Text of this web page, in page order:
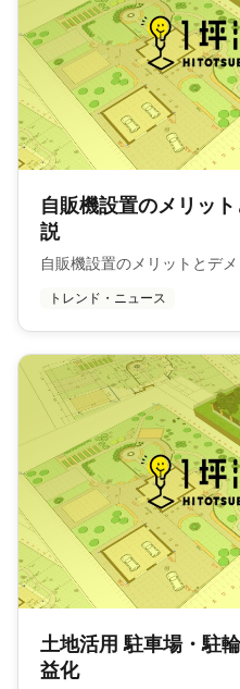
自販機設置のメリッ
説
自販機設置のメリットとデ
トレンド・ニュース
土地活用 駐車場・駐
益化